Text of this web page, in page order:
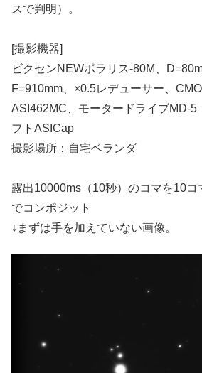
スで判明）。
[撮影機器]
ビクセンNEWポラリス-80M、
F=910mm、×0.5レデューサー、
ASI462MC、モータードライブMD-5
フトASICap
撮影場所：自宅ベランダ
露出10000ms（10秒）のコマを10
でコンポジット
↓まずは手を加えていない画像。